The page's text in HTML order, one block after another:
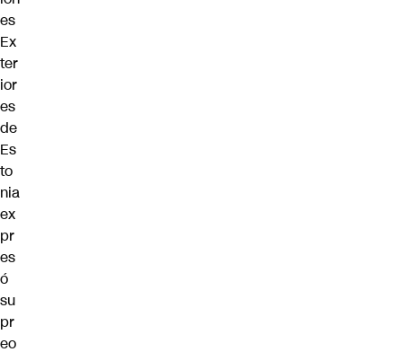
es
Ex
ter
ior
es
de
Es
to
nia
ex
pr
es
ó
su
pr
eo